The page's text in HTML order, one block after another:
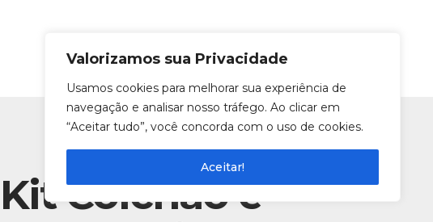
Valorizamos sua Privacidade
Usamos cookies para melhorar sua experiência de
navegação e analisar nosso tráfego. Ao clicar em
“Aceitar tudo”, você concorda com o uso de cookies.
Aceitar!
Kit Colchão e